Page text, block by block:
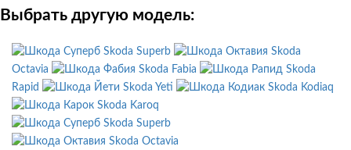
Выбрать другую модель:
Skoda Superb
Skoda
Octavia
Skoda Fabia
Skoda
Rapid
Skoda Yeti
Skoda Kodiaq
Skoda Karoq
Skoda Superb
Skoda Octavia